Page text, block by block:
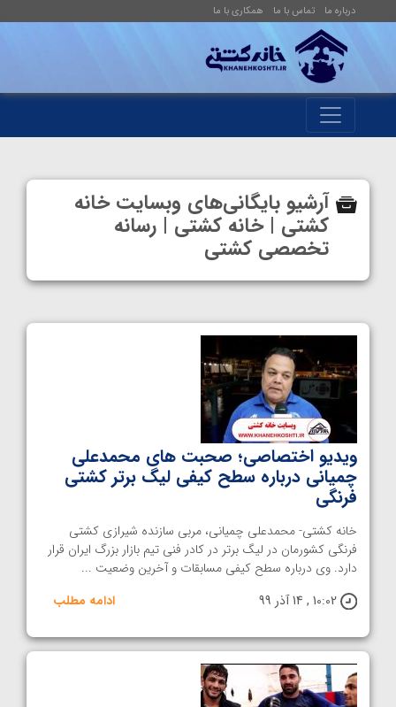
درباره ما تماس با ما همکاری با ما
آرشیو بایگانی‌های وبسایت خانه
کشتی | خانه کشتی | رسانه
تخصصی کشتی
ویدیو اختصاصی؛ صحبت های محمدعلی
چمیانی درباره سطح کیفی لیگ برتر کشتی
فرنگی
خانه کشتی- محمدعلی چمیانی، مربی سازنده شیرازی کشتی
فرنگی کشورمان در لیگ برتر در کادر فنی تیم بازار بزرگ ایران قرار
دارد. وی درباره سطح کیفی مسابقات و آخرین وضعیت ...
10:02 , 14 آذر 99
ادامه مطلب